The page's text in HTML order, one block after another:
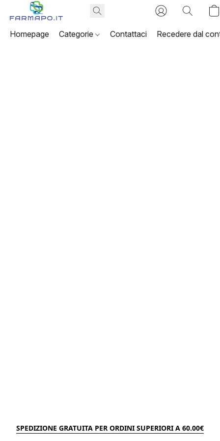
Homepage Categorie Contattaci Recedere dal
SPEDIZIONE GRATUITA PER ORDINI SUPERIORI A 60.00€